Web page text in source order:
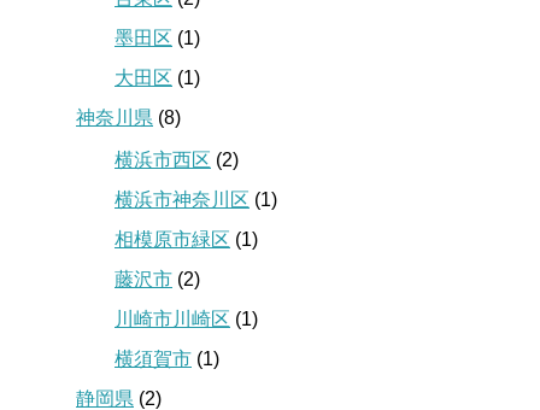
墨田区 (1)
大田区 (1)
神奈川県 (8)
横浜市西区 (2)
横浜市神奈川区 (1)
相模原市緑区 (1)
藤沢市 (2)
川崎市川崎区 (1)
横須賀市 (1)
静岡県 (2)